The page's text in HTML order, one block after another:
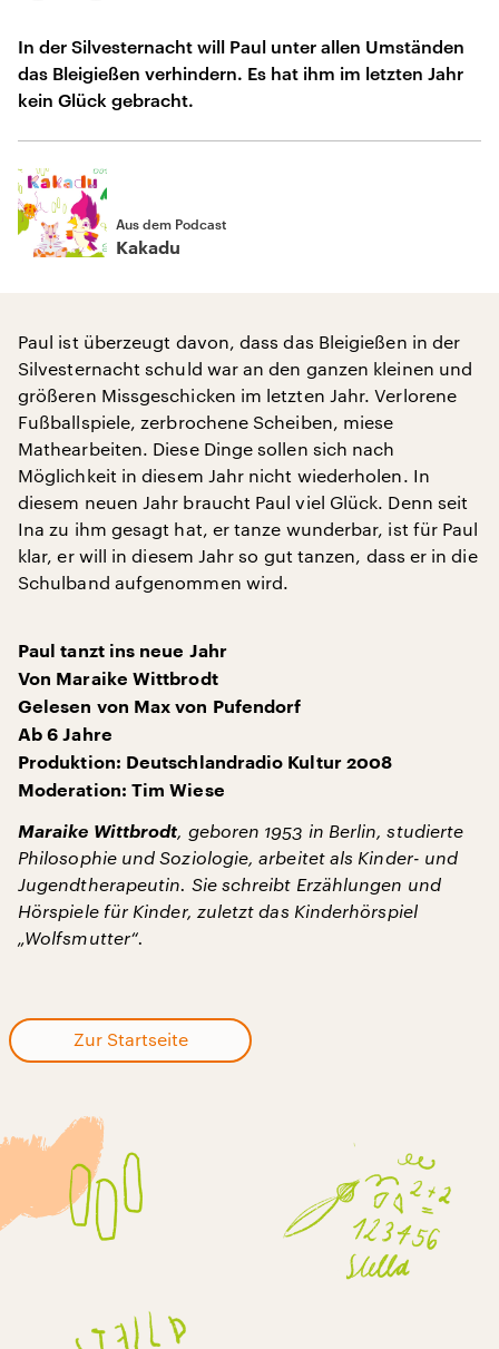
In der Silvesternacht will Paul unter allen Umständen
das Bleigießen verhindern. Es hat ihm im letzten Jahr
kein Glück gebracht.
Aus dem Podcast
Kakadu
Paul ist überzeugt davon, dass das Bleigießen in der
Silvesternacht schuld war an den ganzen kleinen und
größeren Missgeschicken im letzten Jahr. Verlorene
Fußballspiele, zerbrochene Scheiben, miese
Mathearbeiten. Diese Dinge sollen sich nach
Möglichkeit in diesem Jahr nicht wiederholen. In
diesem neuen Jahr braucht Paul viel Glück. Denn seit
Ina zu ihm gesagt hat, er tanze wunderbar, ist für Paul
klar, er will in diesem Jahr so gut tanzen, dass er in die
Schulband aufgenommen wird.
Paul tanzt ins neue Jahr
Von Maraike Wittbrodt
Gelesen von Max von Pufendorf
Ab 6 Jahre
Produktion: Deutschlandradio Kultur 2008
Moderation: Tim Wiese
Maraike Wittbrodt , geboren 1953 in Berlin, studierte
Philosophie und Soziologie, arbeitet als Kinder- und
Jugendtherapeutin. Sie schreibt Erzählungen und
Hörspiele für Kinder, zuletzt das Kinderhörspiel
„Wolfsmutter“.
Zur Startseite